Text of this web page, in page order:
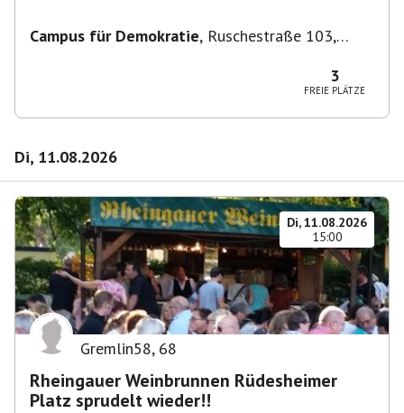
Campus für Demokratie, Ruschestraße 103,
3
FREIE PLÄTZE
Di, 11.08.2026
Di, 11.08.2026
15:00
Gremlin58, 68
Rheingauer Weinbrunnen Rüdesheimer
Platz sprudelt wieder!!